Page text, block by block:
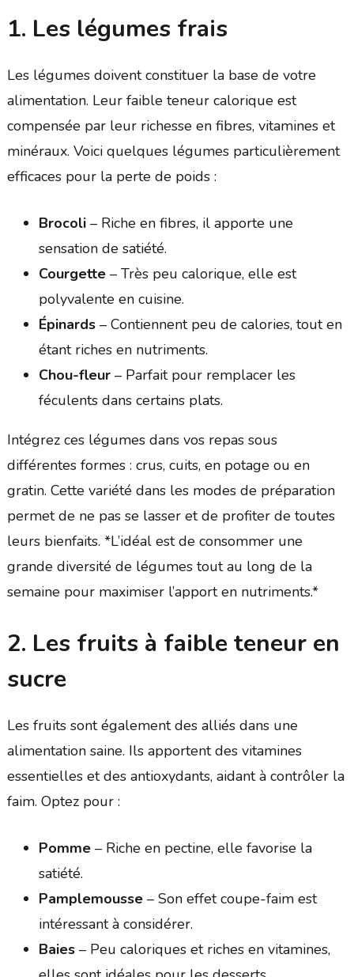
1. Les légumes frais
Les légumes doivent constituer la base de votre
alimentation. Leur faible teneur calorique est
compensée par leur richesse en fibres, vitamines et
minéraux. Voici quelques légumes particulièrement
efficaces pour la perte de poids :
Brocoli– Riche en fibres, il apporte une
sensation de satiété.
Courgette– Très peu calorique, elle est
polyvalente en cuisine.
Épinards– Contiennent peu de calories, tout en
étant riches en nutriments.
Chou-fleur– Parfait pour remplacer les
féculents dans certains plats.
Intégrez ces légumes dans vos repas sous
différentes formes : crus, cuits, en potage ou en
gratin. Cette variété dans les modes de préparation
permet de ne pas se lasser et de profiter de toutes
leurs bienfaits. *L’idéal est de consommer une
grande diversité de légumes tout au long de la
semaine pour maximiser l’apport en nutriments.*
2. Les fruits à faible teneur en
sucre
Les fruits sont également des alliés dans une
alimentation saine. Ils apportent des vitamines
essentielles et des antioxydants, aidant à contrôler la
faim. Optez pour :
Pomme– Riche en pectine, elle favorise la
satiété.
Pamplemousse– Son effet coupe-faim est
intéressant à considérer.
Baies– Peu caloriques et riches en vitamines,